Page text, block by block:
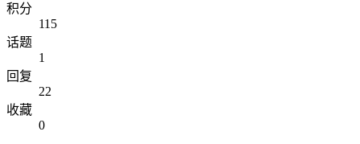
积分
115
话题
1
回复
22
收藏
0